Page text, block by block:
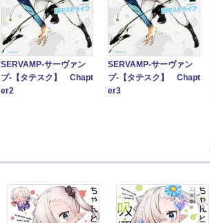
SERVAMP-サーヴァン
プ-【タテスク】 Chapt
er2
SERVAMP-サーヴァン
プ-【タテスク】 Chapt
er3